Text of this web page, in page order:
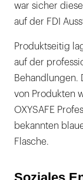
war sicher
auf der FDI
Produktseitig
auf der
Behandlungen.
von Produkten
OXYSAFE
bekannten
Flasche.